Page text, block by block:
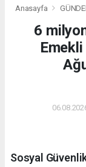
Anasayfa
6
Sosyal